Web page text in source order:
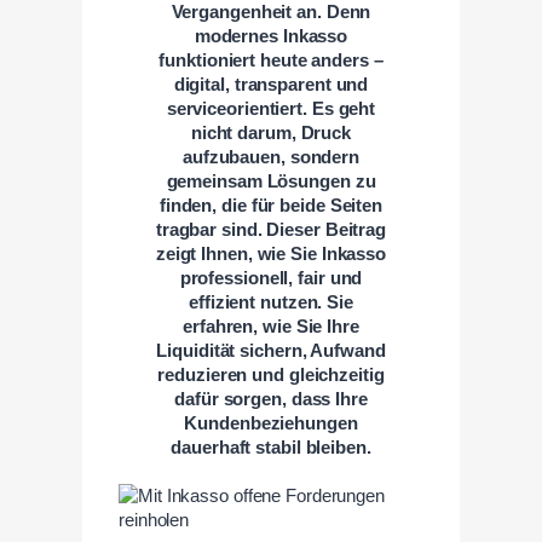
Vergangenheit an. Denn
modernes Inkasso
funktioniert heute anders –
digital, transparent und
serviceorientiert. Es geht
nicht darum, Druck
aufzubauen, sondern
gemeinsam Lösungen zu
finden, die für beide Seiten
tragbar sind. Dieser Beitrag
zeigt Ihnen, wie Sie Inkasso
professionell, fair und
effizient nutzen. Sie
erfahren, wie Sie Ihre
Liquidität sichern, Aufwand
reduzieren und gleichzeitig
dafür sorgen, dass Ihre
Kundenbeziehungen
dauerhaft stabil bleiben.